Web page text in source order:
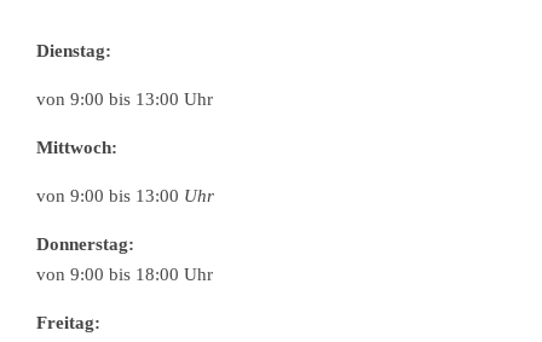
Dienstag:
von 9:00 bis 13:00 Uhr
Mittwoch:
von 9:00 bis 13:00 Uhr
Donnerstag:
von 9:00 bis 18:00 Uhr
Freitag: